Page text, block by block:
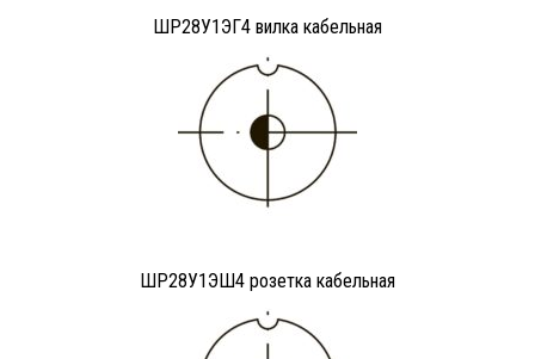
ШР28У1ЭГ4 вилка кабельная
ШР28У1ЭШ4 розетка кабельная